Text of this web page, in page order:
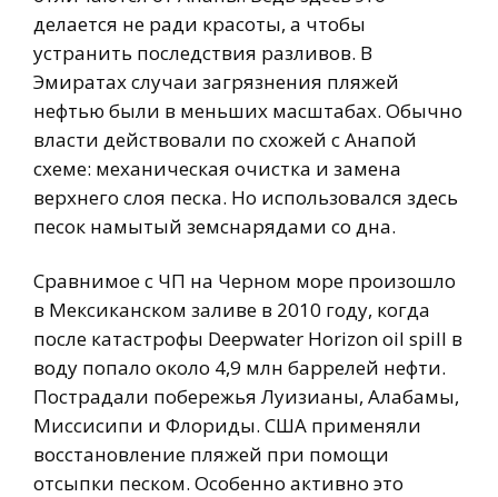
делается не ради красоты, а чтобы
устранить последствия разливов. В
Эмиратах случаи загрязнения пляжей
нефтью были в меньших масштабах. Обычно
власти действовали по схожей с Анапой
схеме: механическая очистка и замена
верхнего слоя песка. Но использовался здесь
песок намытый земснарядами со дна.
Сравнимое с ЧП на Черном море произошло
в Мексиканском заливе в 2010 году, когда
после катастрофы Deepwater Horizon oil spill в
воду попало около 4,9 млн баррелей нефти.
Пострадали побережья Луизианы, Алабамы,
Миссисипи и Флориды. США применяли
восстановление пляжей при помощи
отсыпки песком. Особенно активно это